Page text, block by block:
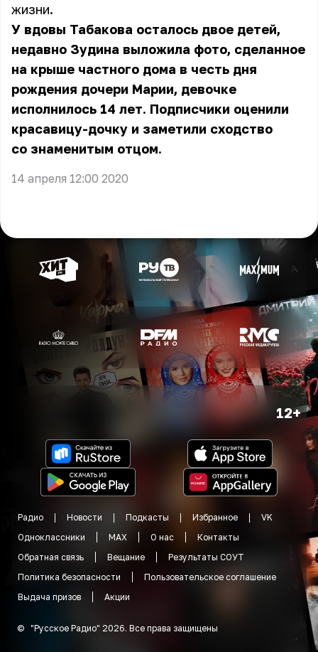
жизни.
У вдовы Табакова осталось двое детей,
недавно Зудина выложила фото, сделанное
на крыше частного дома в честь дня
рождения дочери Марии, девочке
исполнилось 14 лет. Подписчики оценили
красавицу-дочку и заметили сходство
со знаменитым отцом.
14 апреля 12:00 2020
12+
Радио Новости Подкасты Избранное
VK
Одноклассники
MAX О нас
Контакты
Обратная связь
Вещание
Результаты СОУТ
Политика безопасности
Пользовательское соглашение
Выдача призов
Акции
© "Русское Радио" 2026. Все права защищены